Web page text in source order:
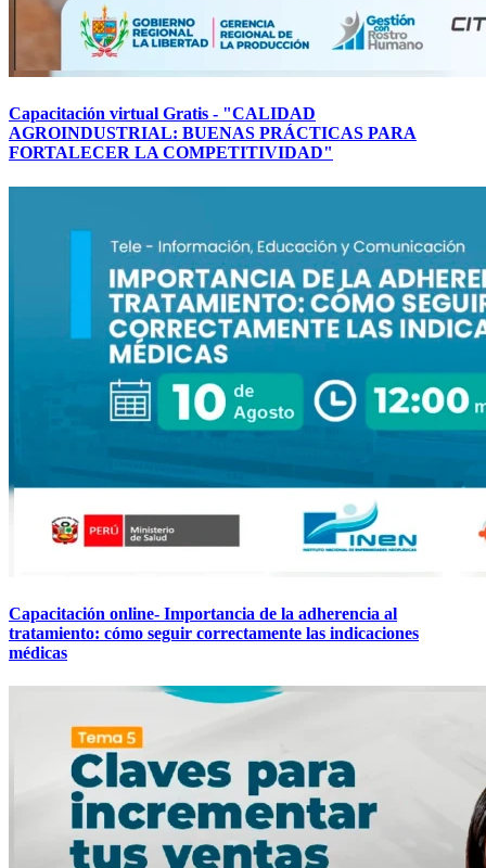
Capacitación virtual Gratis - "CALIDAD
AGROINDUSTRIAL: BUENAS PRÁCTICAS PARA
FORTALECER LA COMPETITIVIDAD"
Capacitación online- Importancia de la adherencia al
tratamiento: cómo seguir correctamente las indicaciones
médicas